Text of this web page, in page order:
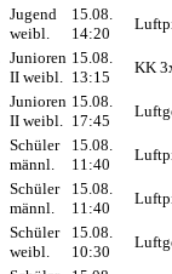
Jugend
weibl.
15.08.
14:20
Junioren
II weibl.
15.08.
13:15
KK
Junioren
II weibl.
15.08.
17:45
Schüler
männl.
15.08.
11:40
Schüler
männl.
15.08.
11:40
Schüler
weibl.
15.08.
10:30